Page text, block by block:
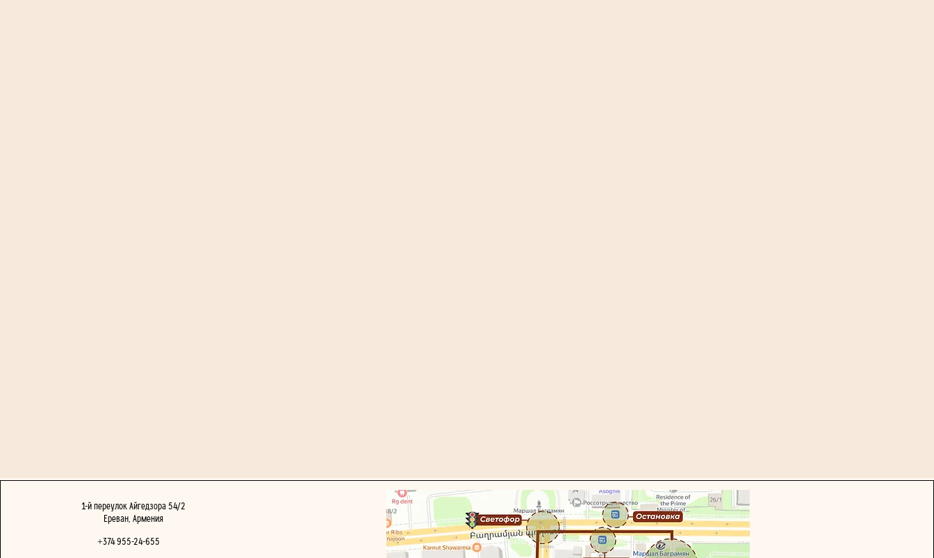
1-й переулок Айгедзора 54/2
Ереван, Армения
+374 955-24-655